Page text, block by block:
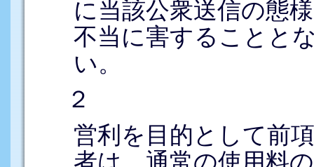
に当該公衆送信の態
不当に害することと
い。
２
営利を目的として前
者は、通常の使用料